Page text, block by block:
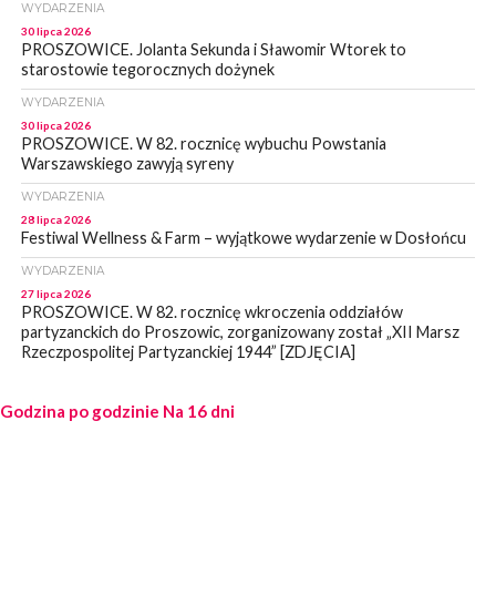
WYDARZENIA
30 lipca 2026
PROSZOWICE. Jolanta Sekunda i Sławomir Wtorek to
starostowie tegorocznych dożynek
WYDARZENIA
30 lipca 2026
PROSZOWICE. W 82. rocznicę wybuchu Powstania
Warszawskiego zawyją syreny
WYDARZENIA
28 lipca 2026
Festiwal Wellness & Farm – wyjątkowe wydarzenie w Dosłońcu
WYDARZENIA
27 lipca 2026
PROSZOWICE. W 82. rocznicę wkroczenia oddziałów
partyzanckich do Proszowic, zorganizowany został „XII Marsz
Rzeczpospolitej Partyzanckiej 1944” [ZDJĘCIA]
27 lipca 2026
PROSZOWICE. Po burzy uszkodzone słupy enegeryczne.
Godzina po godzinie Na 16 dni